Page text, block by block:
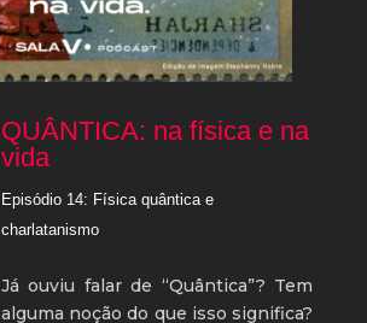
QUÂNTICA: na física e na
vida
Episódio 14: Física quântica e
charlatanismo
Já ouviu falar de “Quântica”? Tem
alguma noção do que isso significa?